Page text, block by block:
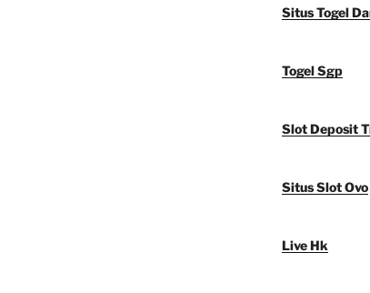
Situs Togel
Togel Sgp
Slot Deposit
Situs Slot Ovo
Live Hk